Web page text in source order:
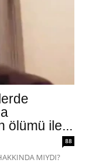
ölümü ile...
88
MIYDI?